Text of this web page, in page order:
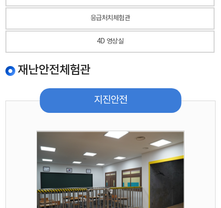
응급처치체험관
4D 영상실
재난안전체험관
지진안전